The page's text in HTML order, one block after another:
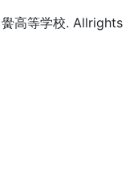
高等学校. Allrights